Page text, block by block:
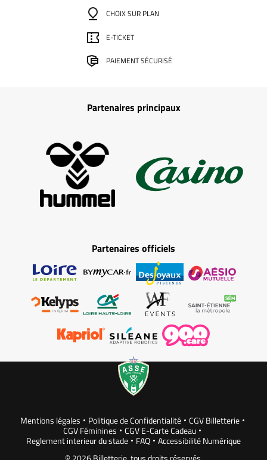
CHOIX SUR PLAN
E-TICKET
PAIEMENT SÉCURISÉ
Partenaires principaux
Partenaires officiels
Mentions légales Politique de Confidentialité
CGV Billetterie
CGV Féminines
CGV E-Carte Cadeau
Reglement interieur du stade
FAQ
Accessibilité Numérique